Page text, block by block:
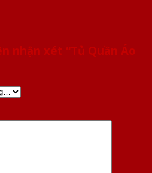
nhận xét “Tủ Quần Áo